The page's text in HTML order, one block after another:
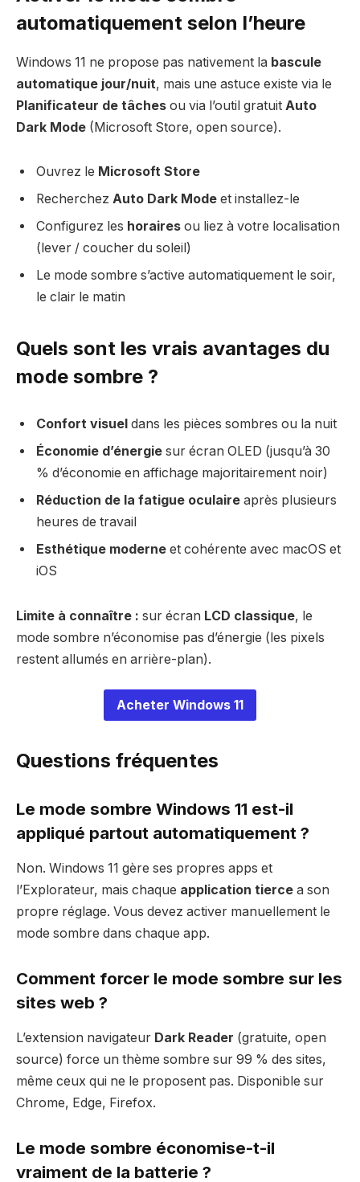
automatiquement selon l’heure
Windows 11 ne propose pas nativement la bascule
automatique jour/nuit, mais une astuce existe via le
Planificateur de tâches ou via l’outil gratuit Auto
Dark Mode (Microsoft Store, open source).
Ouvrez le Microsoft Store
Recherchez Auto Dark Mode et installez-le
Configurez les horaires ou liez à votre localisation
(lever / coucher du soleil)
Le mode sombre s’active automatiquement le soir,
le clair le matin
Quels sont les vrais avantages du
mode sombre ?
Confort visuel dans les pièces sombres ou la nuit
Économie d’énergie sur écran OLED (jusqu’à 30
% d’économie en affichage majoritairement noir)
Réduction de la fatigue oculaire après plusieurs
heures de travail
Esthétique moderne et cohérente avec macOS et
iOS
Limite à connaître : sur écran LCD classique, le
mode sombre n’économise pas d’énergie (les pixels
restent allumés en arrière-plan).
Acheter Windows 11
Questions fréquentes
Le mode sombre Windows 11 est-il
appliqué partout automatiquement ?
Non. Windows 11 gère ses propres apps et
l’Explorateur, mais chaque application tierce a son
propre réglage. Vous devez activer manuellement le
mode sombre dans chaque app.
Comment forcer le mode sombre sur les
sites web ?
L’extension navigateur Dark Reader (gratuite, open
source) force un thème sombre sur 99 % des sites,
même ceux qui ne le proposent pas. Disponible sur
Chrome, Edge, Firefox.
Le mode sombre économise-t-il
vraiment de la batterie ?